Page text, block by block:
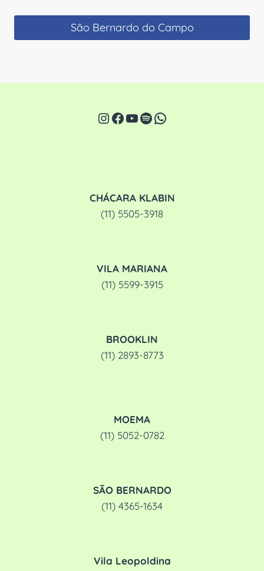
São Bernardo do Campo
Instagram
Facebook
Youtube
Spotify
WhatsApp
CHÁCARA KLABIN
(11) 5505-3918
VILA MARIANA
(11) 5599-3915
BROOKLIN
(11) 2893-8773
MOEMA
(11) 5052-0782
SÃO BERNARDO
(11) 4365-1634
Vila Leopoldina